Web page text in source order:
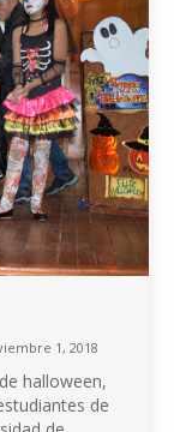
1, 2018
halloween,
de